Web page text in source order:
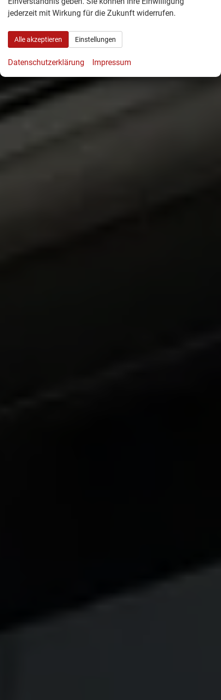
jederzeit mit Wirkung für die Zukunft widerrufen.
Alle akzeptieren Einstellungen
Datenschutzerklärung Impressum